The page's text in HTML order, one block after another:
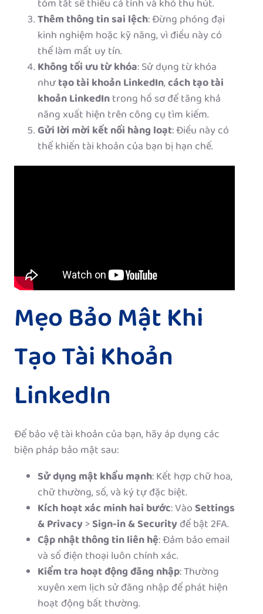
tóm tắt sẽ thiếu cá tính và khó thu hút.
Thêm thông tin sai lệch: Đừng phóng đại
kinh nghiệm hoặc kỹ năng, vì điều này có
thể làm mất uy tín.
Không tối ưu từ khóa: Sử dụng từ khóa
nhưtạo tài khoản LinkedIn,cách tạo tài
khoản LinkedIntrong hồ sơ để tăng khả
năng xuất hiện trên công cụ tìm kiếm.
Gửi lời mời kết nối hàng loạt: Điều này có
thể khiến tài khoản của bạn bị hạn chế.
Mẹo Bảo Mật Khi
Tạo Tài Khoản
LinkedIn
Để bảo vệ tài khoản của bạn, hãy áp dụng các
biện pháp bảo mật sau:
Sử dụng mật khẩu mạnh: Kết hợp chữ hoa,
chữ thường, số, và ký tự đặc biệt.
Kích hoạt xác minh hai bước: Vào Settings
& Privacy>Sign-in & Security để bật 2FA.
Cập nhật thông tin liên hệ: Đảm bảo email
và số điện thoại luôn chính xác.
Kiểm tra hoạt động đăng nhập: Thường
xuyên xem lịch sử đăng nhập để phát hiện
hoạt động bất thường.